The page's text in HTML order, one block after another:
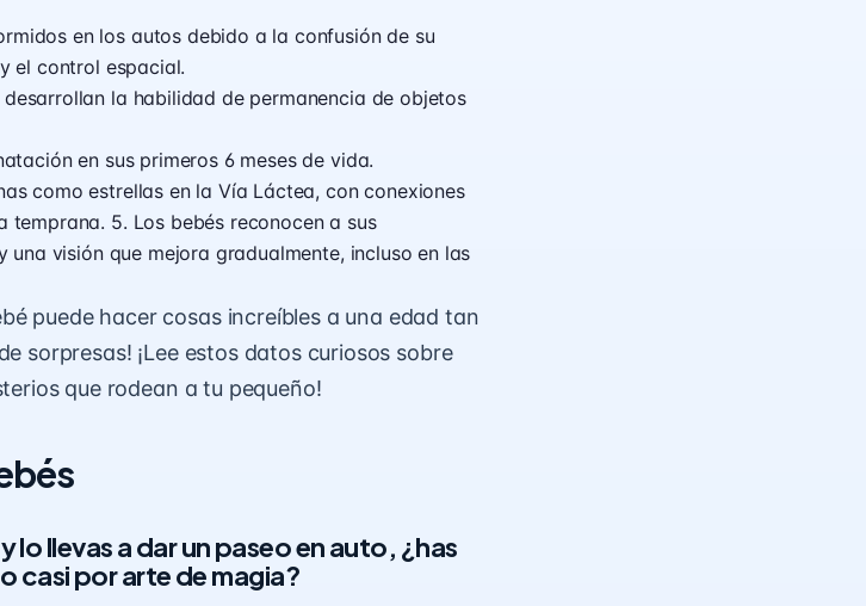
en los autos debido a la confusión de su
el control espacial.
la habilidad de permanencia de objetos
en sus primeros 6 meses de vida.
como estrellas en la Vía Láctea, con conexiones
temprana. 5. Los bebés reconocen a sus
visión que mejora gradualmente, incluso en las
puede hacer cosas increíbles a una edad tan
sorpresas! ¡Lee estos datos curiosos sobre
que rodean a tu pequeño!
lo llevas a dar un paseo en auto, ¿has
casi por arte de magia?